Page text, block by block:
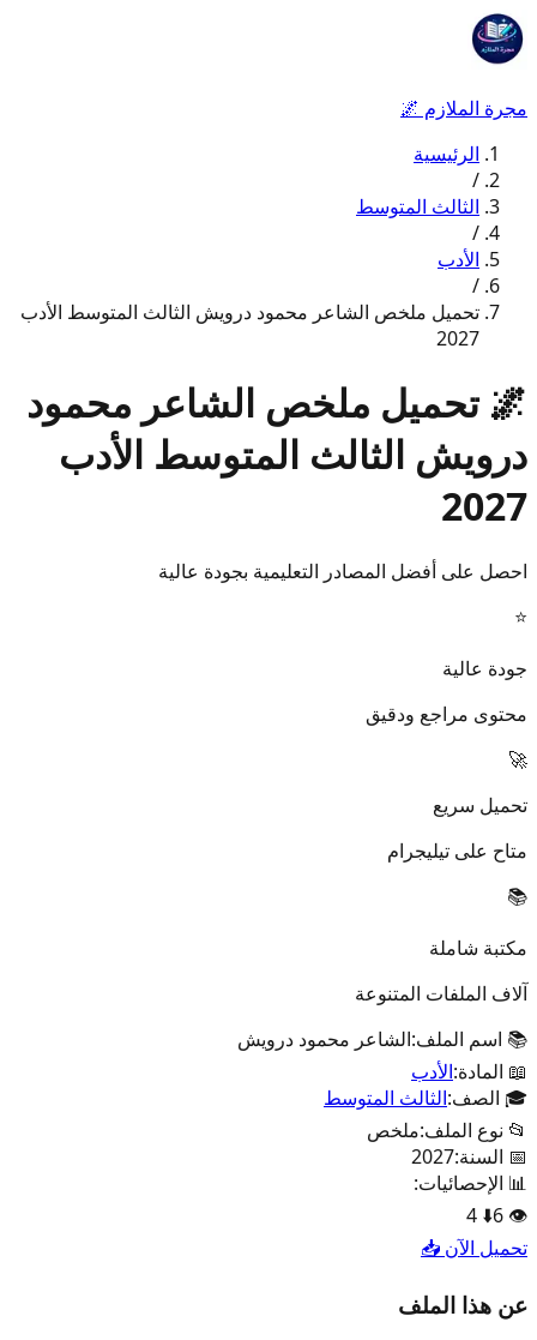
مجرة الملازم 🌌
الرئيسية
/
الثالث المتوسط
/
الأدب
/
تحميل ملخص الشاعر محمود درويش الثالث المتوسط الأدب
2027
🌌 تحميل ملخص الشاعر محمود
درويش الثالث المتوسط الأدب
2027
احصل على أفضل المصادر التعليمية بجودة عالية
⭐
جودة عالية
محتوى مراجع ودقيق
🚀
تحميل سريع
متاح على تيليجرام
📚
مكتبة شاملة
آلاف الملفات المتنوعة
📚 اسم الملف:الشاعر محمود درويش
📖 المادة:الأدب
🎓 الصف:الثالث المتوسط
📂 نوع الملف:ملخص
📅 السنة:2027
📊 الإحصائيات:
👁️
6
⬇️
4
تحميل الآن 📥
عن هذا الملف